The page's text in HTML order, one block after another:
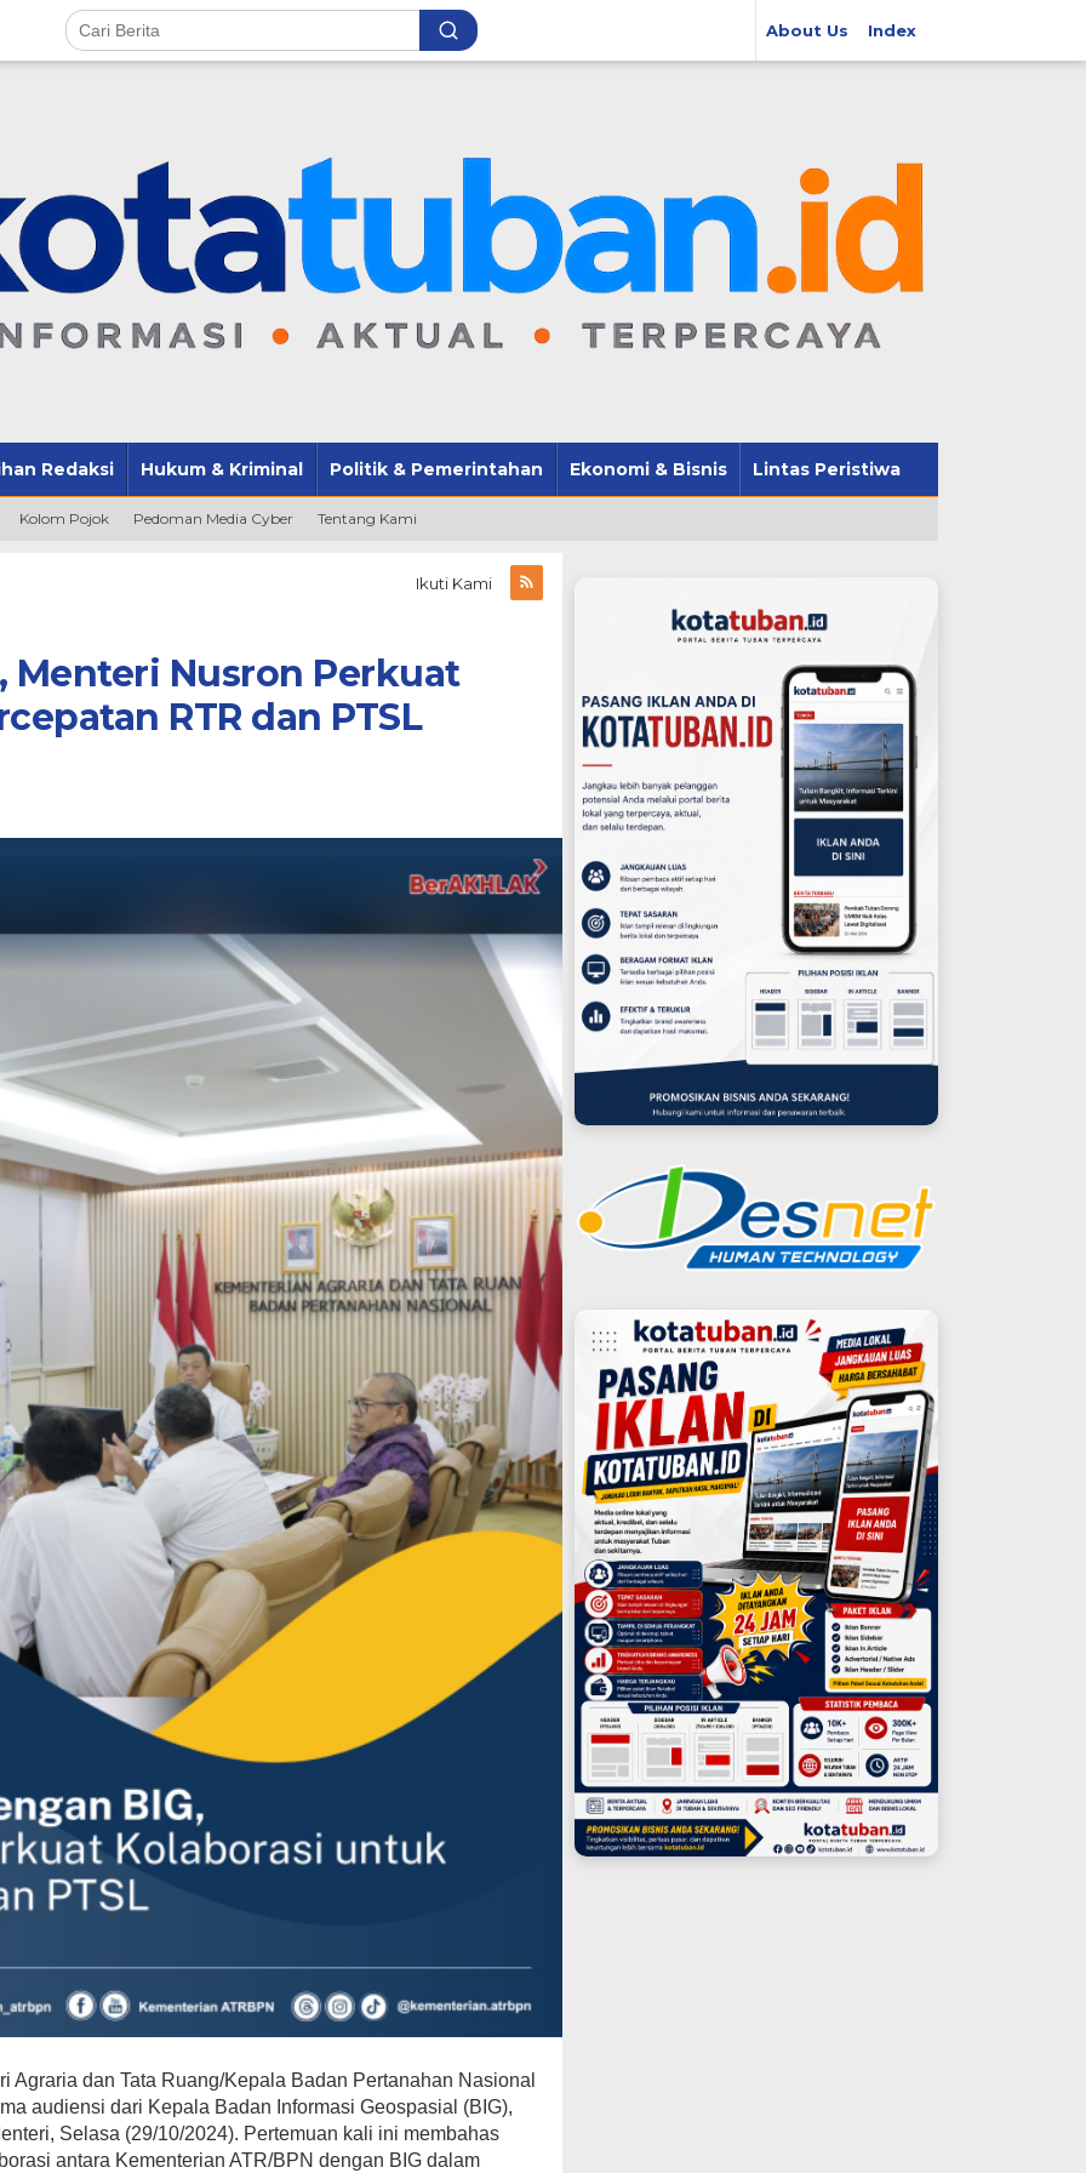
About Us Index
Redaksi Hukum & Kriminal Politik & Pemerintahan Ekonomi & Bisnis Lintas Peristiwa
Kolom Pojok Pedoman Media Cyber Tentang Kami
Ikuti Kami
Menteri Nusron Perkuat
RTR dan PTSL
Agraria dan Tata Ruang/Kepala Badan Pertanahan Nasional
audiensi dari Kepala Badan Informasi Geospasial (BIG),
Selasa (29/10/2024). Pertemuan kali ini membahas
antara Kementerian ATR/BPN dengan BIG dalam